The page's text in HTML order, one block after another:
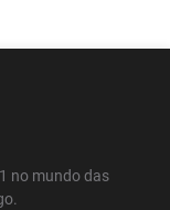
no mundo das